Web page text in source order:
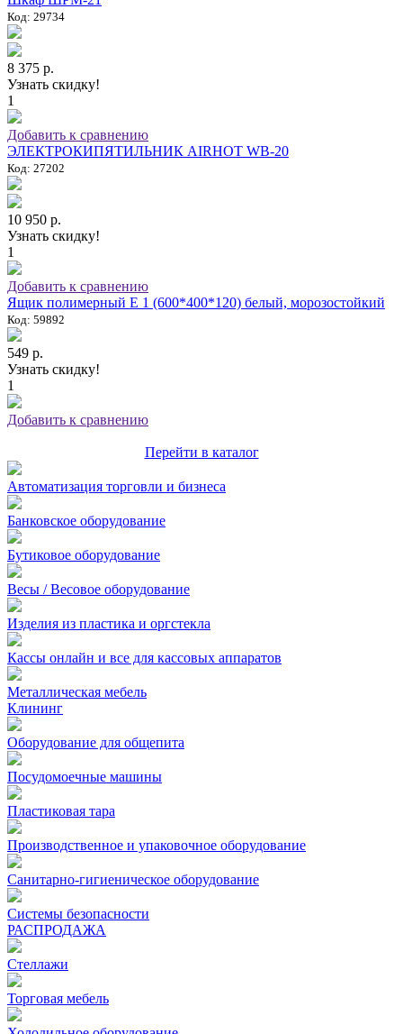
Код: 29734
8 375 р.
Узнать скидку!
1
Добавить к сравнению
ЭЛЕКТРОКИПЯТИЛЬНИК AIRHOT WB-20
Код: 27202
10 950 р.
Узнать скидку!
1
Добавить к сравнению
Ящик полимерный E 1 (600*400*120) белый, морозостойкий
Код: 59892
549 р.
Узнать скидку!
1
Добавить к сравнению
Перейти в каталог
Автоматизация торговли и бизнеса
Банковское оборудование
Бутиковое оборудование
Весы / Весовое оборудование
Изделия из пластика и оргстекла
Кассы онлайн и все для кассовых аппаратов
Металлическая мебель
Клининг
Оборудование для общепита
Посудомоечные машины
Пластиковая тара
Производственное и упаковочное оборудование
Санитарно-гигиеническое оборудование
Системы безопасности
РАСПРОДАЖА
Стеллажи
Торговая мебель